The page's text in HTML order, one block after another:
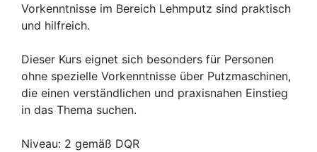
Vorkenntnisse im Bereich Lehmputz sind praktisch
und hilfreich.
Dieser Kurs eignet sich besonders für Personen
ohne spezielle Vorkenntnisse über Putzmaschinen,
die einen verständlichen und praxisnahen Einstieg
in das Thema suchen.
Niveau: 2 gemäß DQR